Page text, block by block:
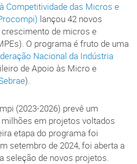
Competitividade das Micros e
lançou 42 novos
de micros e
O programa é fruto de uma
Nacional da Indústria
de Apoio às Micro e
).
(2023-2026) prevê um
em projetos voltados
etapa do programa foi
setembro de 2024, foi aberta a
seleção de novos projetos.